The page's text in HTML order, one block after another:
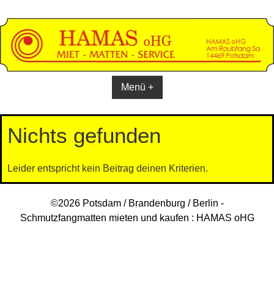
to
content
Menü +
Nichts gefunden
Leider entspricht kein Beitrag deinen Kriterien.
©2026 Potsdam / Brandenburg / Berlin -
Schmutzfangmatten mieten und kaufen : HAMAS oHG